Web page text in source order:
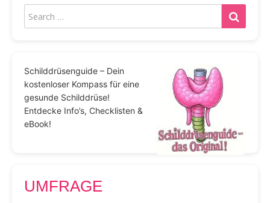
Schilddrüsenguide – Dein
kostenloser Kompass für eine
gesunde Schilddrüse!
Entdecke Info’s, Checklisten &
eBook!
UMFRAGE